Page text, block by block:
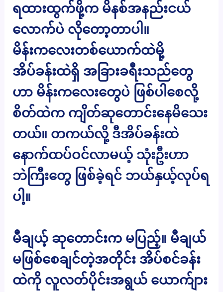
ရထားထွက်ဖို့က မိနစ်အနည်းငယ်
လောက်ပဲ လိုတော့တာပါ။
မိန်းကလေးတစ်ယောက်ထဲမို့
အိပ်ခန်းထဲရှိ အခြားခရီးသည်တွေ
ဟာ မိန်းကလေးတွေပဲ ဖြစ်ပါစေလို့
စိတ်ထဲက ကျိတ်ဆုတောင်းနေမိသေး
တယ်။ တကယ်လို့ ဒီအိပ်ခန်းထဲ
နောက်ထပ်ဝင်လာမယ့် သုံးဦးဟာ
ဘဲကြီးတွေ ဖြစ်ခဲ့ရင် ဘယ်နှယ့်လုပ်ရ
ပါ့။
မီချယ့် ဆုတောင်းက မပြည့်။ မီချယ်
မဖြစ်စေချင်တဲ့အတိုင်း အိပ်စင်ခန်း
ထဲကို လူလတ်ပိုင်းအရွယ် ယောက်ျား